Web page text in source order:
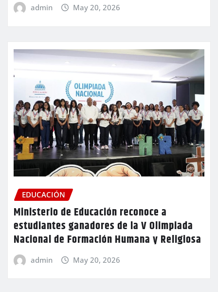
admin May 20, 2026
EDUCACIÓN
Ministerio de Educación reconoce a
estudiantes ganadores de la V Olimpiada
Nacional de Formación Humana y Religiosa
admin May 20, 2026